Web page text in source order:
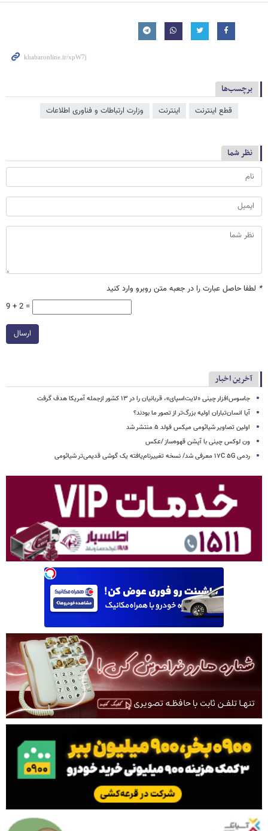
برچسب‌ها
قطع اینترنت اینترنت وزارت ارتباطات و فناوری اطلاعات
نظر شما
* لطفا حاصل عبارت را در جعبه متن روبرو وارد کنید
9 + 2 =
ارسال
آخرین اخبار
جاسوس‌افزار چینی «لایت‌اسپای»، قربانیان را در ۱۳ کشور ازجمله آمریکا هدف گرفت
آیا انسان‌تباران اولیه بزرگ‌تر از تصور ما بودند؟
اولین تصاویر شیائومی میکس فولد ۵ منتشر شد
ون لوکس چینی با آپشن قهوه‌ساز /عکس
ردمی ۱۷C ۵G معرفی شد/ نسخه تغییرنام‌یافته یک گوشی قدیمی‌تر شیائومی